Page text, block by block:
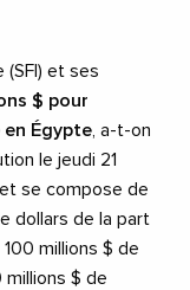
(SFI) et ses
$ pour
en Égypte , a-t-on
le jeudi 21
se compose de
dollars de la part
100 millions $ de
millions $ de